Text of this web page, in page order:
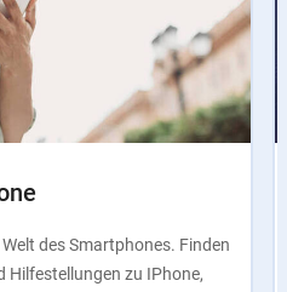
des Smartphones. Finden
Hilfestellungen zu IPhone,